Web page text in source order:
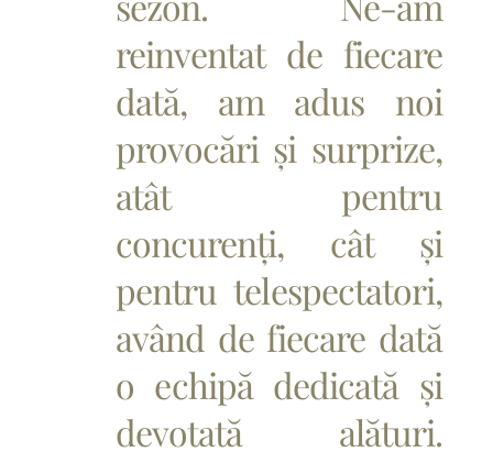
reinventat de fiecare
dată, am adus noi
provocări și surprize,
atât pentru
concurenți, cât și
pentru telespectatori,
având de fiecare dată
o echipă dedicată și
devotată alături.